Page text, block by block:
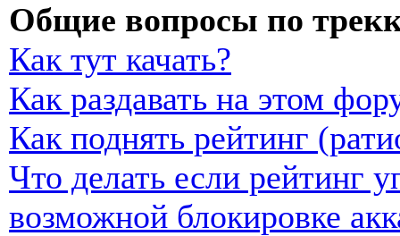
Общие вопросы по
Как тут качать?
Как раздавать на этом
Как поднять рейтинг
Что делать если рейтинг
возможной блокировке